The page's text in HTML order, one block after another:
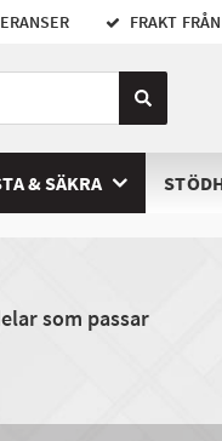
FRAKT
& SÄKRA
som passar